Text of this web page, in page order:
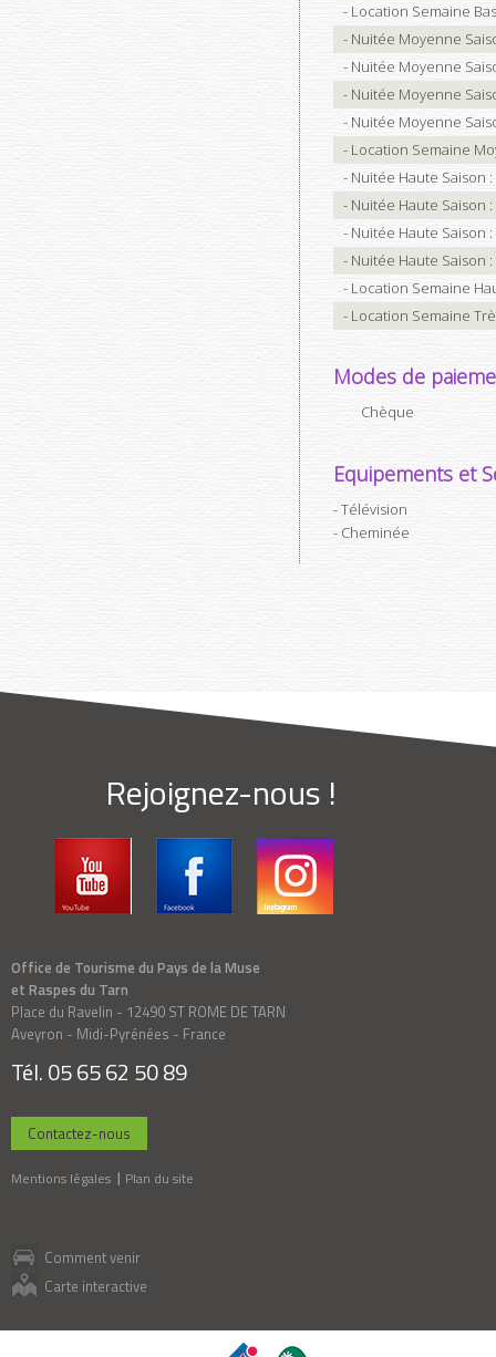
- Location Semaine
- Nuitée Moyenne
- Nuitée Moyenne
- Nuitée Moyenne
- Nuitée Moyenne
- Location Semaine
- Nuitée Haute Saison :
- Nuitée Haute Saison :
- Nuitée Haute Saison :
- Nuitée Haute Saison :
- Location Semaine
- Location Semaine
Modes de
Chèque
Equipements et
Télévision
Cheminée
Rejoignez-nous !
Office de Tourisme du Pays de la Muse
et Raspes du Tarn
Place du Ravelin - 12490 ST ROME DE TARN
Aveyron - Midi-Pyrénées - France
Tél. 05 65 62 50 89
Contactez-nous
Mentions légales Plan du site
Comment venir
Carte interactive